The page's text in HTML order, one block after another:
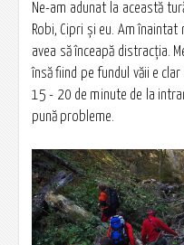
Ne-am adunat la această
Robi, Cipri şi eu. Am
avea să înceapă distracţia.
însă fiind pe fundul văii e clar
15 - 20 de minute de la
pună probleme.